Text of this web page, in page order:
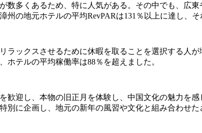
数多くあるため、特に人気がある。その中でも、広
州の地元ホテルの平均RevPARは131％以上に達し、
ラックスさせるために休暇を取ることを選択する人
ホテルの平均稼働率は88％を超えました。
歓迎し、本物の旧正月を体験し、中国文化の魅力を
別に企画し、地元の新年の風習や文化と組み合わせ